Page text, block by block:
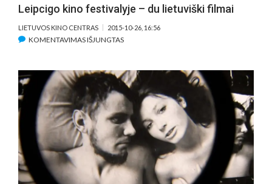
Leipcigo kino festivalyje – du lietuviški filmai
LIETUVOS KINO CENTRAS 2015-10-26, 16:56
KOMENTAVIMAS IŠJUNGTASĮRAŠE
FESTIVALYJE
DU
LIETUVIŠKI
FILMAI